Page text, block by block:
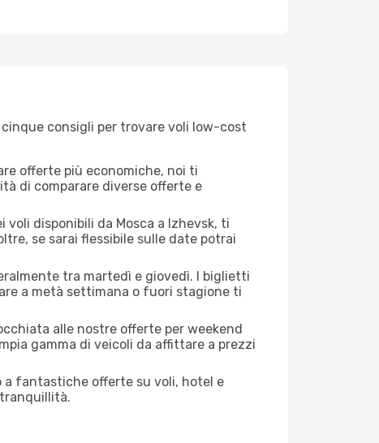
consigli per trovare voli low-cost
offerte più economiche, noi ti
di comparare diverse offerte e
disponibili da Mosca a Izhevsk, ti
se sarai flessibile sulle date potrai
tra martedì e giovedì. I biglietti
a metà settimana o fuori stagione ti
alle nostre offerte per weekend
gamma di veicoli da affittare a prezzi
a fantastiche offerte su voli, hotel e